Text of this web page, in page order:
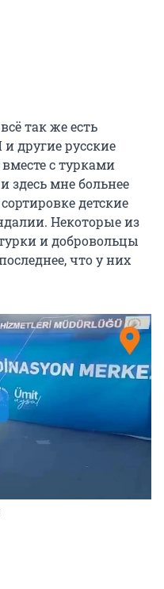
так же есть
другие русские
с турками
мне больнее
детские
Некоторые из
и добровольцы
что у них